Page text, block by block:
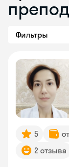
Фильтры
5
2 отзыва
online